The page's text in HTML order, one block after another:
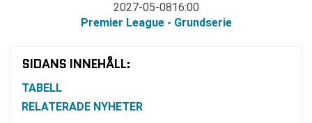
2027-05-0816:00
Premier League - Grundserie
SIDANS INNEHÅLL:
TABELL
RELATERADE NYHETER